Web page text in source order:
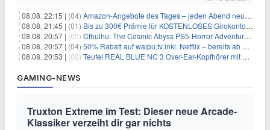
08.08. 22:15 | (04) Amazon-Angebote des Tages – jeden Abend neue Deals zum Stöbern
08.08. 21:45 | (01) Bis zu 300€ Prämie für KOSTENLOSES Girokonto bei der Santander – 50€ schon nach 1 Woche!
08.08. 20:57 | (00) Cthulhu: The Cosmic Abyss PS5-Horror-Adventure für 27,99€
08.08. 20:57 | (04) 50% Rabatt auf waipu.tv inkl. Netflix – bereits ab 9€/Monat (statt 17,99€)
08.08. 20:53 | (00) Teufel REAL BLUE NC 3 Over-Ear-Kopfhörer mit ANC für 149,99€
GAMING-NEWS
Truxton Extreme im Test: Dieser neue Arcade-
Klassiker verzeiht dir gar nichts